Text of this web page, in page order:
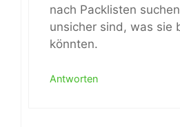
nach Packlisten
unsicher sind, was sie
könnten.
Antworten